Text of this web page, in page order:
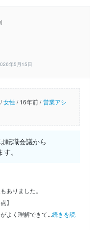
年5月15日
/女性/16年前 / 営業アシ
転職会議から
。
ありました。
】
よく理解できて...続きを読